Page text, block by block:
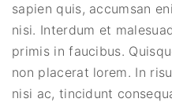
sapien quis, accumsan
nisi. Interdum et
primis in faucibus.
non placerat lorem. In
nisi ac, tincidunt